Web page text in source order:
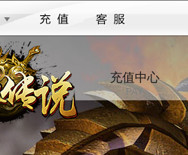
充值中心
PAY